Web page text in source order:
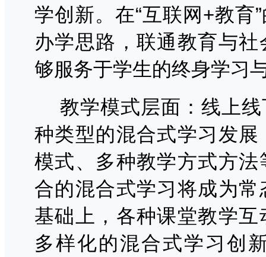
学创新。在“互联网+教育
办学思路，联通教育与
够服务于学生的终身学习
教学模式层面：线上
种类型的混合式学习发
模式、多种教学方式方
合的混合式学习将成为
基础上，各种课堂教学
多样化的混合式学习创